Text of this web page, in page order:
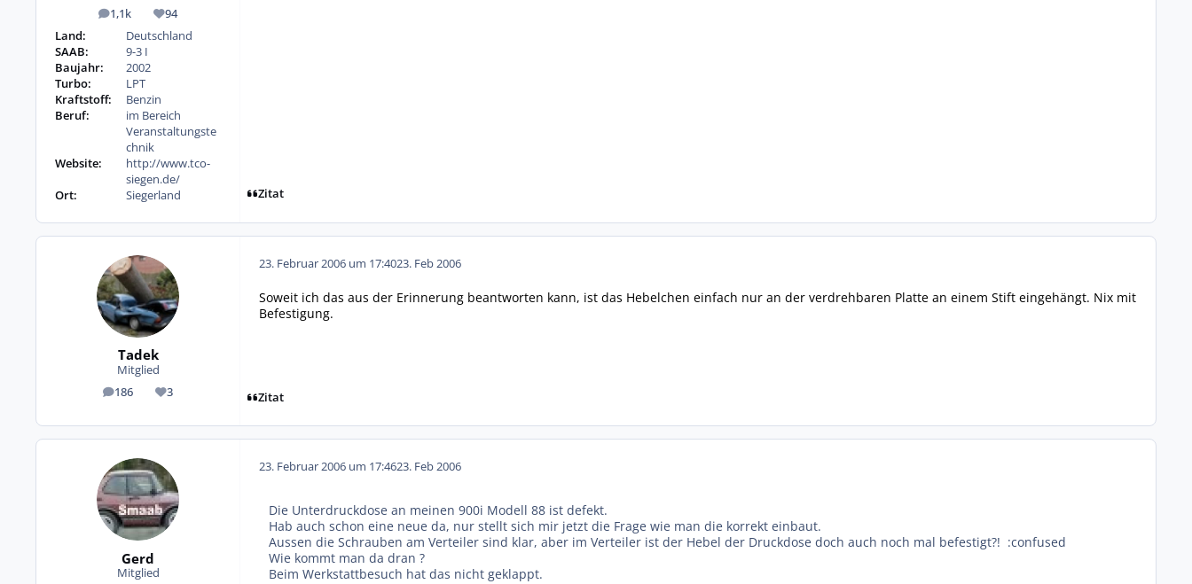
1,1k
Beiträge 94
Reputation
Land:
Deutschland
SAAB:
9-3 I
Baujahr:
2002
Turbo:
LPT
Kraftstoff:
Benzin
Beruf:
im Bereich
Veranstaltungste
chnik
Website:
http://www.tco-
siegen.de/
Ort:
Siegerland Zitat
Tadek
Mitglied
186
Beiträge 3
Reputation
23. Februar 2006 um 17:4023. Feb 2006
Soweit ich das aus der Erinnerung beantworten kann, ist das Hebelchen einfach nur an der verdrehbaren Platte an einem Stift eingehängt. Nix mit
Befestigung.
Zitat
Gerd
Mitglied
23. Februar 2006 um 17:4623. Feb 2006
Die Unterdruckdose an meinen 900i Modell 88 ist defekt.
Hab auch schon eine neue da, nur stellt sich mir jetzt die Frage wie man die korrekt einbaut.
Aussen die Schrauben am Verteiler sind klar, aber im Verteiler ist der Hebel der Druckdose doch auch noch mal befestigt?! :confused
Wie kommt man da dran ?
Beim Werkstattbesuch hat das nicht geklappt.